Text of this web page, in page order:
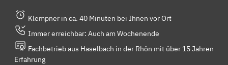
Klempner in ca. 40 Minuten bei Ihnen vor Ort
Immer erreichbar: Auch am Wochenende
Fachbetrieb aus Haselbach in der Rhön mit über 15 Jahren
Erfahrung